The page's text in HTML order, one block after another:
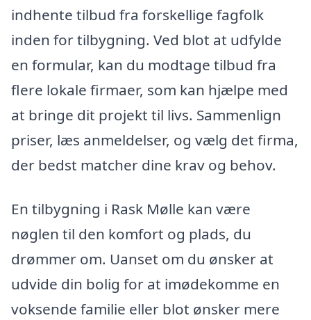
indhente tilbud fra forskellige fagfolk
inden for tilbygning. Ved blot at udfylde
en formular, kan du modtage tilbud fra
flere lokale firmaer, som kan hjælpe med
at bringe dit projekt til livs. Sammenlign
priser, læs anmeldelser, og vælg det firma,
der bedst matcher dine krav og behov.
En tilbygning i Rask Mølle kan være
nøglen til den komfort og plads, du
drømmer om. Uanset om du ønsker at
udvide din bolig for at imødekomme en
voksende familie eller blot ønsker mere